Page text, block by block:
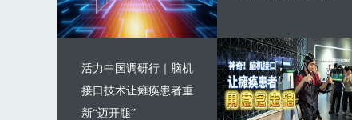
活力中国调研行｜脑机
接口技术让瘫痪患者重
新“迈开腿”